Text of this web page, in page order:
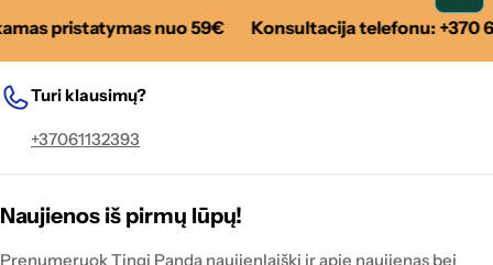
pristatymas nuo 59€ Konsultacija telefonu: +370
Turi klausimų?
+37061132393
Naujienos iš pirmų lūpų!
Prenumeruok Tingi Panda naujienlaiškį ir apie naujienas bei